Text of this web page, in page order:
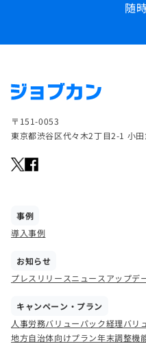
随
〒151-0053
東京都渋谷区代々木2丁目2-1 小
事例
導入事例
お知らせ
プレスリリースニュース アップデ
キャンペーン・プラン
人事労務バリューパック経理バリ
地方自治体向けプラン年末調整機